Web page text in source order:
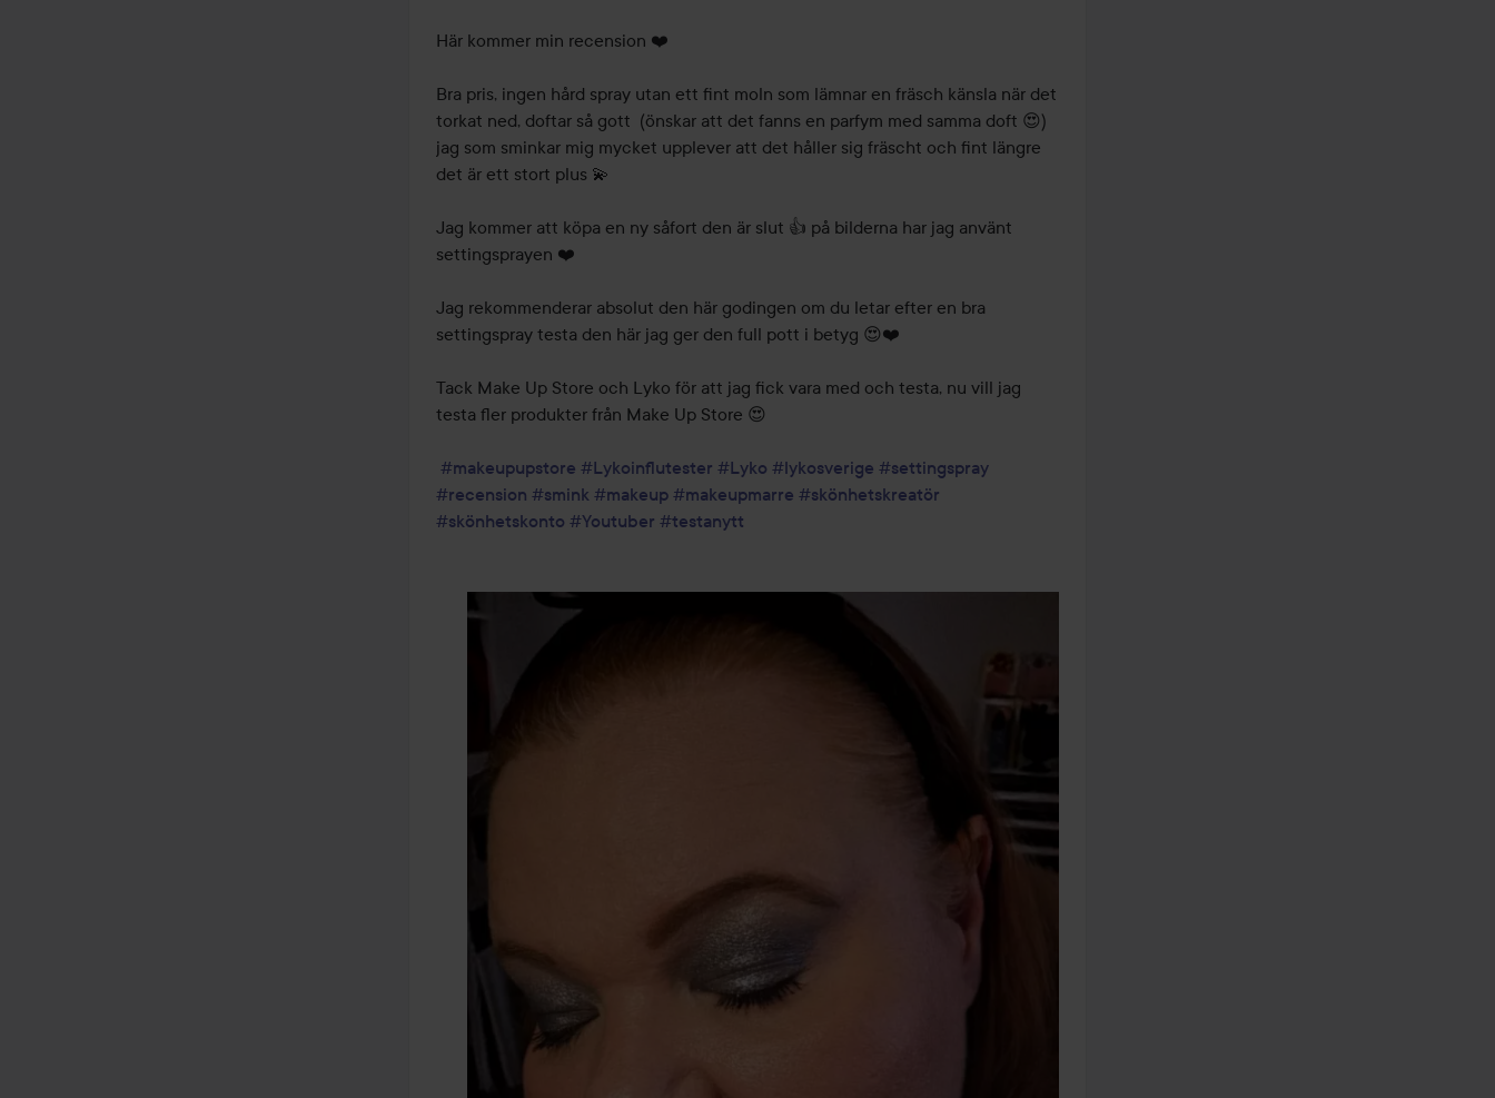
Här kommer min recension ❤️
Bra pris, ingen hård spray utan ett fint moln som lämnar en fräsch känsla när det
torkat ned, doftar så gott  (önskar att det fanns en parfym med samma doft 😍)
jag som sminkar mig mycket upplever att det håller sig fräscht och fint längre
det är ett stort plus 💫
Jag kommer att köpa en ny såfort den är slut 👍 på bilderna har jag använt
settingsprayen ❤️
Jag rekommenderar absolut den här godingen om du letar efter en bra
settingspray testa den här jag ger den full pott i betyg 😍❤️
Tack Make Up Store och Lyko för att jag fick vara med och testa, nu vill jag
testa fler produkter från Make Up Store 😍
#makeupupstore #Lykoinflutester #Lyko #lykosverige #settingspray
#recension #smink #makeup #makeupmarre #skönhetskreatör
#skönhetskonto #Youtuber #testanytt